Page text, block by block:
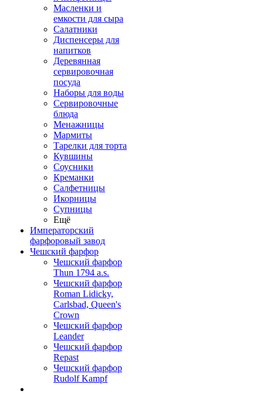
Масленки и
емкости для сыра
Салатники
Диспенсеры для
напитков
Деревянная
сервировочная
посуда
Наборы для воды
Сервировочные
блюда
Менажницы
Мармиты
Тарелки для торта
Кувшины
Соусники
Креманки
Салфетницы
Икорницы
Супницы
Ещё
Императорский
фарфоровый завод
Чешский фарфор
Чешский фарфор
Thun 1794 a.s.
Чешский фарфор
Roman Lidicky,
Carlsbad, Queen's
Crown
Чешский фарфор
Leander
Чешский фарфор
Repast
Чешский фарфор
Rudolf Kampf